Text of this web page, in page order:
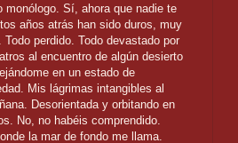
Sí, ahora que nadie te
años atrás han sido duros, muy
perdido. Todo devastado por
al encuentro de algún desierto
en un estado de
Mis lágrimas intangibles al
Desorientada y orbitando en
No, no habéis comprendido.
la mar de fondo me llama.